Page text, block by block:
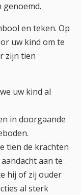
genoemd.
en teken. Op
uw kind om te
zijn tien
uw kind al
in doorgaande
tien de krachten
aan te
hij of zij ouder
al sterk